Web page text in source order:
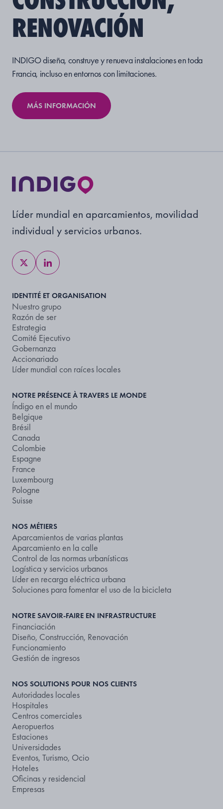
RENOVACIÓN
INDIGO diseña, construye y renueva instalaciones en toda
Francia, incluso en entornos con limitaciones.
MÁS INFORMACIÓN
Líder mundial en aparcamientos, movilidad
individual y servicios urbanos.
IDENTITÉ ET ORGANISATION
Nuestro grupo
Razón de ser
Estrategia
Comité Ejecutivo
Gobernanza
Accionariado
Líder mundial con raíces locales
NOTRE PRÉSENCE À TRAVERS LE MONDE
Índigo en el mundo
Belgique
Brésil
Canada
Colombie
Espagne
France
Luxembourg
Pologne
Suisse
NOS MÉTIERS
Aparcamientos de varias plantas
Aparcamiento en la calle
Control de las normas urbanísticas
Logística y servicios urbanos
Líder en recarga eléctrica urbana
Soluciones para fomentar el uso de la bicicleta
NOTRE SAVOIR-FAIRE EN INFRASTRUCTURE
Financiación
Diseño, Construcción, Renovación
Funcionamiento
Gestión de ingresos
NOS SOLUTIONS POUR NOS CLIENTS
Autoridades locales
Hospitales
Centros comerciales
Aeropuertos
Estaciones
Universidades
Eventos, Turismo, Ocio
Hoteles
Oficinas y residencial
Empresas